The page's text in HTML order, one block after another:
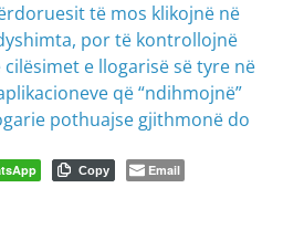
të mos klikojnë në
por të kontrollojnë
e llogarisë së tyre në
që “ndihmojnë”
pothuajse gjithmonë do
Copy Email